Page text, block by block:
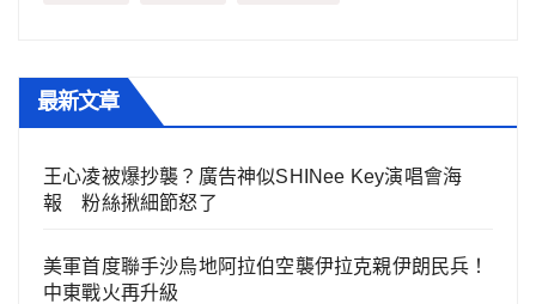
最新文章
王心凌被爆抄襲？廣告神似SHINee Key演唱會海
報 粉絲揪細節怒了
美軍首度聯手沙烏地阿拉伯空襲伊拉克親伊朗民兵！
中東戰火再升級